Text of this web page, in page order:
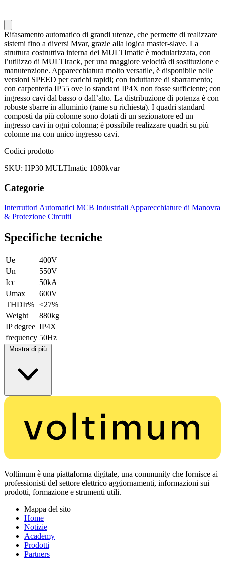
Rifasamento automatico di grandi utenze, che permette di realizzare
sistemi fino a diversi Mvar, grazie alla logica master-slave. La
struttura costruttiva interna dei MULTImatic è modularizzata, con
l’utilizzo di MULTIrack, per una maggiore velocità di sostituzione e
manutenzione. Apparecchiatura molto versatile, è disponibile nelle
versioni SPEED per carichi rapidi; con induttanze di sbarramento;
con carpenteria IP55 ove lo standard IP4X non fosse sufficiente; con
ingresso cavi dal basso o dall’alto. La distribuzione di potenza è con
robuste sbarre in alluminio (rame su richiesta). I quadri standard
composti da più colonne sono dotati di un sezionatore ed un
ingresso cavi in ogni colonna; è possibile realizzare quadri su più
colonne ma con unico ingresso cavi.
Codici prodotto
SKU: HP30 MULTImatic 1080kvar
Categorie
Interruttori Automatici MCB Industriali Apparecchiature di Manovra
& Protezione Circuiti
Specifiche tecniche
Ue
400V
Un
550V
Icc
50kA
Umax
600V
THDIr% ≤27%
Weight
880kg
IP degree IP4X
frequency 50Hz
Mostra di più
Voltimum è una piattaforma digitale, una community che fornisce ai
professionisti del settore elettrico aggiornamenti, informazioni sui
prodotti, formazione e strumenti utili.
Mappa del sito
Home
Notizie
Academy
Prodotti
Partners